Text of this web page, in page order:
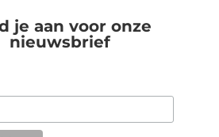
je aan voor onze
nieuwsbrief